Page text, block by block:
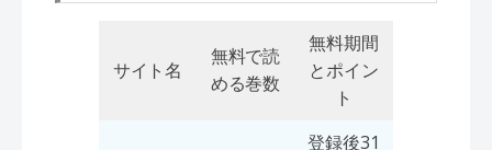
サイト名
無料で読
める巻数
無料期間
とポイン
ト
登録後31